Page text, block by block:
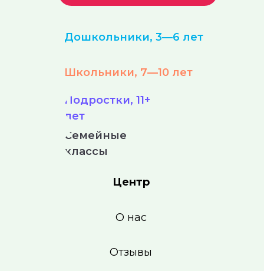
Дошкольники, 3—6 лет
Школьники, 7—10 лет
Подростки, 11+
лет
О нас
Отзывы
Семейные
классы
Центр